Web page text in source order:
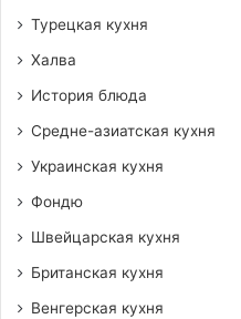
Турецкая кухня
Халва
История блюда
Средне-азиатская кухня
Украинская кухня
Фондю
Швейцарская кухня
Британская кухня
Венгерская кухня